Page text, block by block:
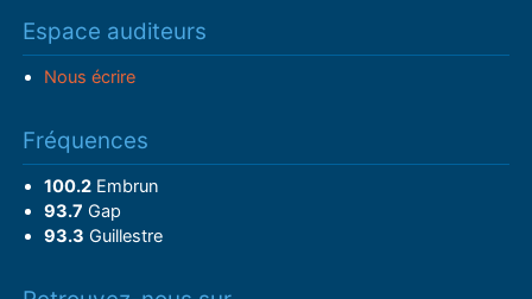
Espace auditeurs
Nous écrire
Fréquences
100.2Embrun
93.7 Gap
93.3 Guillestre